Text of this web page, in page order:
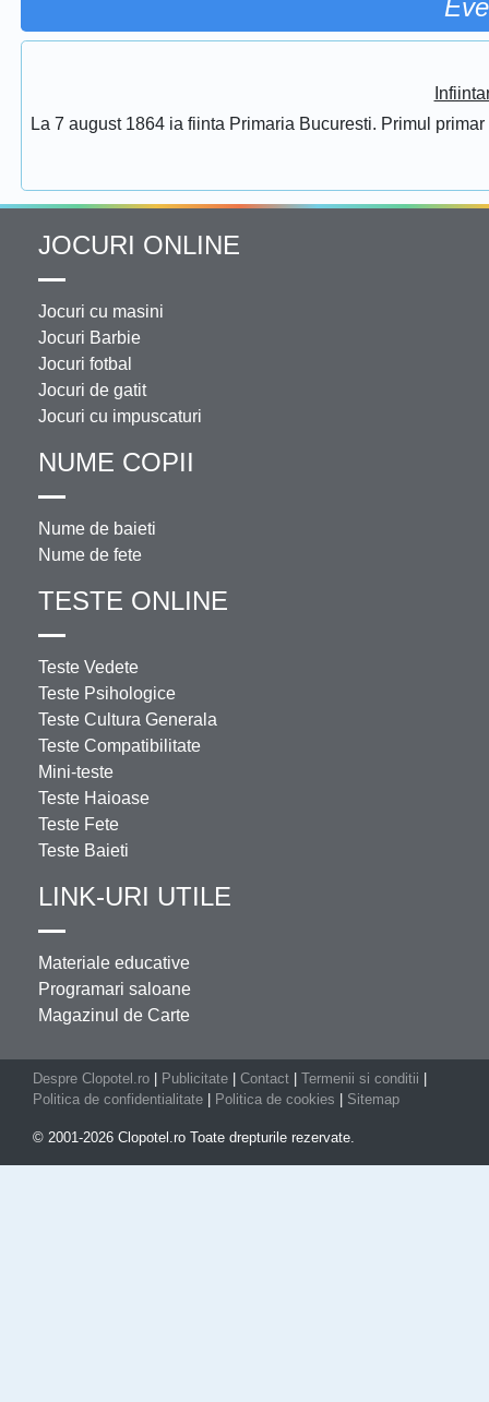
La 7 august 1864 ia fiinta Primaria Bucuresti. Primul
JOCURI ONLINE
Jocuri cu masini
Jocuri Barbie
Jocuri fotbal
Jocuri de gatit
Jocuri cu impuscaturi
NUME COPII
Nume de baieti
Nume de fete
TESTE ONLINE
Teste Vedete
Teste Psihologice
Teste Cultura Generala
Teste Compatibilitate
Mini-teste
Teste Haioase
Teste Fete
Teste Baieti
LINK-URI UTILE
Materiale educative
Programari saloane
Magazinul de Carte
Despre Clopotel.ro Publicitate Contact Termenii si conditii
Politica de confidentialitate
Politica de cookies Sitemap
© 2001-2026 Clopotel.ro Toate drepturile rezervate.